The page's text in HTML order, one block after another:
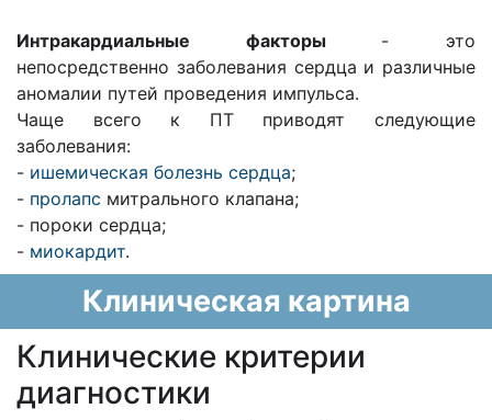
Интракардиальные факторы - это
непосредственно заболевания сердца и различные
аномалии путей проведения импульса.
Чаще всего к ПТ приводят следующие
заболевания:
- ишемическая болезнь сердца;
- пролапс митрального клапана;
- пороки сердца;
- миокардит.
Клиническая картина
Клинические критерии
диагностики